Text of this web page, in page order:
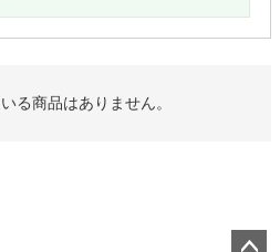
る商品はありません。